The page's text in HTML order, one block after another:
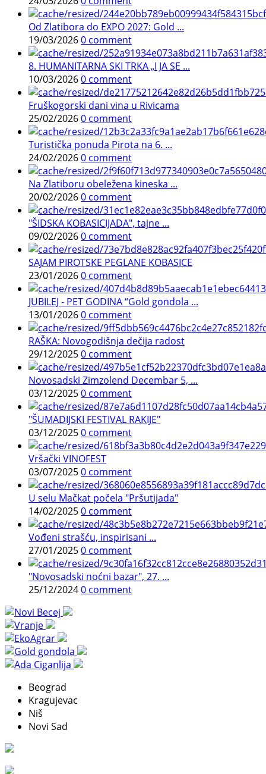
Od Zlatibora do EXPO 2027: Gold ...
19/03/20260 comment
8. HUMANITARNA SKI TRKA „I JA SE ...
10/03/20260 comment
Fruškogorski dani vina u Rivicama
25/02/20260 comment
Turistička ponuda Pirota na 6. ...
24/02/20260 comment
Na Zlatiboru obeležena kineska ...
20/02/20260 comment
"ŠIDSKA KOBASICIJADA", tajne ...
09/02/20260 comment
SAJAM PIROTSKE PEGLANE KOBASICE
23/01/20260 comment
JUBILEJ - PET GODINA “Gold gondola ...
13/01/20260 comment
RAŠKA: Novogodišnja dečija radost
29/12/20250 comment
Novosadski Zimzolend Decembar 5, ...
03/12/20250 comment
"ŠUMADIJSKI FESTIVAL RAKIJE"
03/12/20250 comment
Vršački VINOFEST
03/07/20250 comment
U selu Mačkat počela "Pršutijada"
14/02/20250 comment
Vođeni strašću, inspirisani ...
27/01/20250 comment
"Novosadski noćni bazar", 27. ...
25/12/20240 comment
Beograd
Kragujevac
Niš
Novi Sad